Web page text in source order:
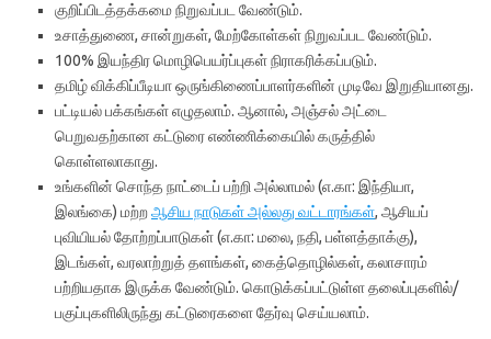
குறிப்பிடத்தக்கமை நிறுவப்பட வேண்டும்.
உசாத்துணை, சான்றுகள், மேற்கோள்கள் நிறுவப்பட வேண்டும்.
100% இயந்திர மொழிபெயர்ப்புகள் நிராகரிக்கப்படும்.
தமிழ் விக்கிப்பீடியா ஒருங்கிணைப்பாளர்களின் முடிவே இறுதியானது.
பட்டியல் பக்கங்கள் எழுதலாம். ஆனால், அஞ்சல் அட்டை
பெறுவதற்கான கட்டுரை எண்ணிக்கையில் கருத்தில்
கொள்ளலாகாது.
உங்களின் சொந்த நாட்டைப் பற்றி அல்லாமல் (எ.கா: இந்தியா,
இலங்கை) மற்றஆசிய நாடுகள் அல்லது வட்டாரங்கள், ஆசியப்
புவியியல் தோற்றப்பாடுகள் (எ.கா: மலை, நதி, பள்ளத்தாக்கு),
இடங்கள், வரலாற்றுத் தளங்கள், கைத்தொழில்கள், கலாசாரம்
பற்றியதாக இருக்க வேண்டும். கொடுக்கப்பட்டுள்ள தலைப்புகளில்/
பகுப்புகளிலிருந்து கட்டுரைகளை தேர்வு செய்யலாம்.